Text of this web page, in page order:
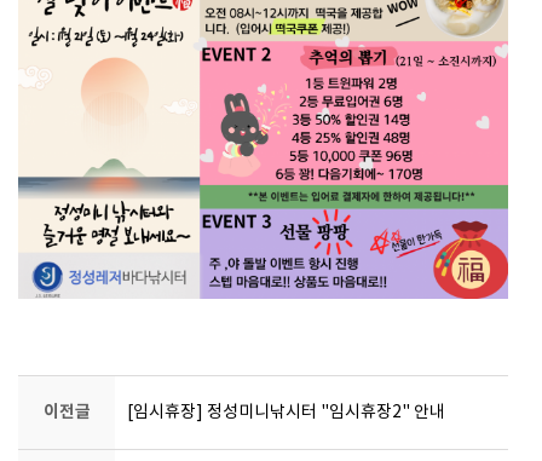
이전글 [임시휴장] 정성미니낚시터 "임시휴장2" 안내